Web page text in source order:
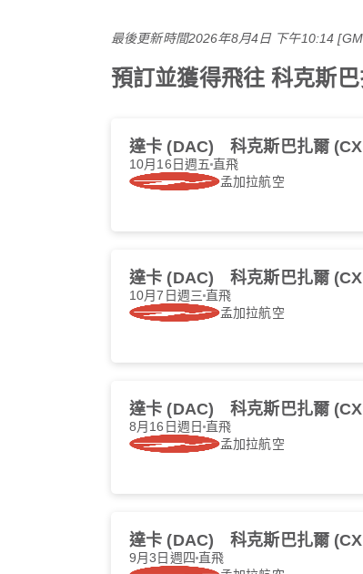
最後更新時間2026年8月4日 下午10:14
預訂並獲得飛往 科克斯
達卡 (DAC) 科克斯巴扎爾
10月16日週五 直飛
孟加拉航空
達卡 (DAC) 科克斯巴扎爾
10月7日週三 直飛
孟加拉航空
達卡 (DAC) 科克斯巴扎爾
8月16日週日 直飛
孟加拉航空
達卡 (DAC) 科克斯巴扎爾
9月3日週四 直飛